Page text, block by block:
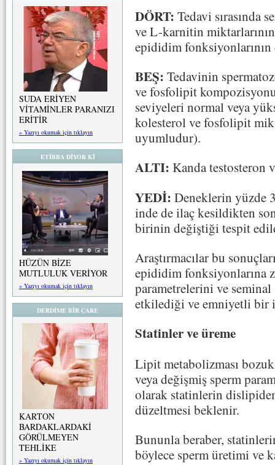
SUDA ERİYEN
VİTAMİNLER PARANIZI
ERİTİR
» Yazıyı okumak için tıklayın
ETİBBA DİYOR Kİ
HÜZÜN BİZE
MUTLULUK VERİYOR
» Yazıyı okumak için tıklayın
DERDİME BİR ÇARE
KARTON
BARDAKLARDAKİ
GÖRÜLMEYEN
TEHLİKE
» Yazıyı okumak için tıklayın
DÖRT: Tedavi sırasında
ve L-karnitin
epididim
BEŞ: Tedavinin
ve fosfolipit
seviyeleri normal veya
kolesterol ve fosfolipit
uyumludur).
ALTI: Kanda testosteron
YEDİ: Deneklerin yüzde
inde de ilaç kesildikten
birinin değiştiği tespit
Araştırmacılar bu
epididim fonksiyonlarına
parametrelerini ve seminal
etkilediği ve emniyetli bir
Statinler ve üreme
Lipit metabolizması
veya değişmiş sperm
olarak statinlerin
düzeltmesi beklenir.
Bununla beraber,
böylece sperm üretimi ve